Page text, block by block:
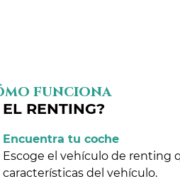
funciona
EL RENTING?
Encuentra tu coche
Escoge el vehículo de renting
características del vehículo.